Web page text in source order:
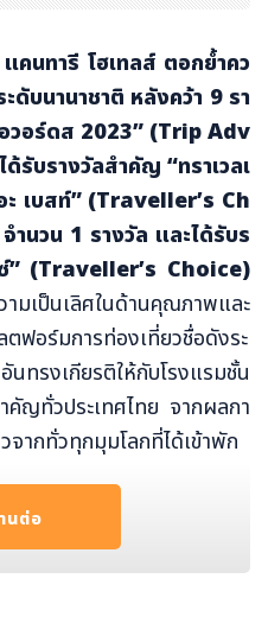
คนทารี โฮเทลส์ ตอกย้ำคว
ดับนานาชาติ หลังคว้า 9 รา
วอร์ดส 2023” (Trip Adv
บรางวัลสำคัญ “ทราเวลเ
เบสท์” (Traveller’s Ch
วน 1 รางวัล และได้รับร
ซ์” (Traveller’s Choice)
ามเป็นเลิศในด้านคุณภาพและ
ฟอร์มการท่องเที่ยวชื่อดังระ
ทรงเกียรติให้กับโรงแรมชั้น
คัญทั่วประเทศไทย จากผลกา
จากทั่วทุกมุมโลกที่ได้เข้าพัก
ารถคว้ารางวัลใหญ่
ดอะ เบสท์” (Travellers’
นต่อ